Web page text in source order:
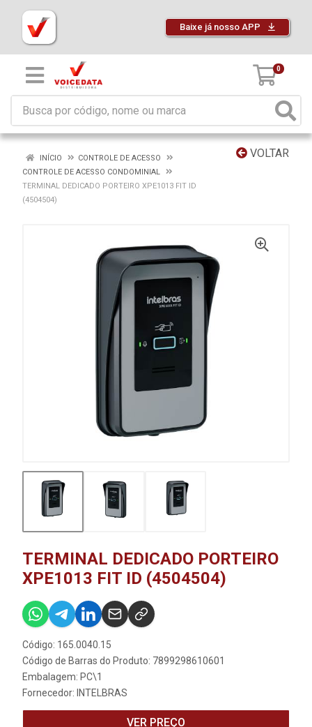
Baixe já nosso APP
0
VOLTAR
INÍCIO
CONTROLE DE ACESSO
CONTROLE DE ACESSO CONDOMINIAL
TERMINAL DEDICADO PORTEIRO XPE1013 FIT ID
(4504504)
TERMINAL DEDICADO PORTEIRO
XPE1013 FIT ID (4504504)
Código: 165.0040.15
Código de Barras do Produto: 7899298610601
Embalagem: PC\1
Fornecedor: INTELBRAS
VER PREÇO